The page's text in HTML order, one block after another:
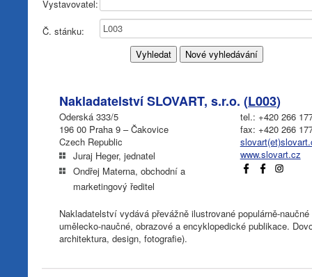
Vystavovatel:
Č. stánku:
Nakladatelství SLOVART, s.r.o. (L003)
Oderská 333/5
196 00 Praha 9 – Čakovice
Czech Republic
Juraj Heger, jednatel
Ondřej Materna, obchodní a
marketingový ředitel
tel.: +420 266
fax: +420 266
www.slovart.cz
Nakladatelství vydává převážně ilustrované populárně-
umělecko-naučné, obrazové a encyklopedické publikace.
architektura, design, fotografie).